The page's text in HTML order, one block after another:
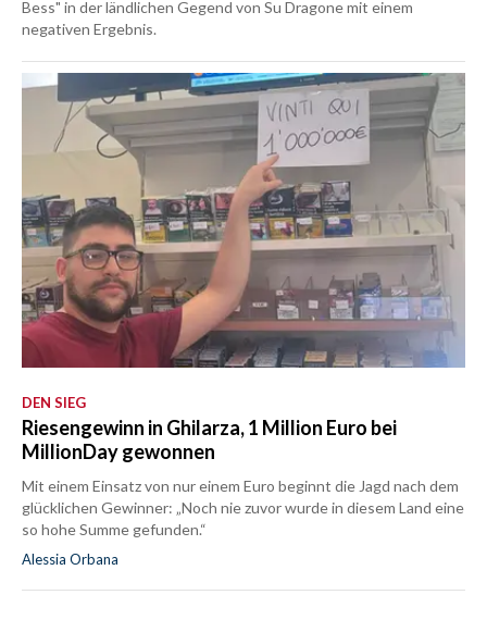
Bess" in der ländlichen Gegend von Su Dragone mit einem
negativen Ergebnis.
DEN SIEG
Riesengewinn in Ghilarza, 1 Million Euro bei
MillionDay gewonnen
Mit einem Einsatz von nur einem Euro beginnt die Jagd nach dem
glücklichen Gewinner: „Noch nie zuvor wurde in diesem Land eine
so hohe Summe gefunden.“
Alessia Orbana